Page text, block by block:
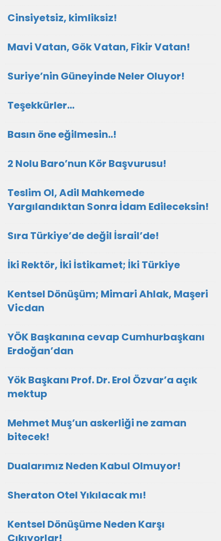
Cinsiyetsiz, kimliksiz!
Mavi Vatan, Gök Vatan, Fikir Vatan!
Suriye’nin Güneyinde Neler Oluyor!
Teşekkürler…
Basın öne eğilmesin..!
2 Nolu Baro’nun Kör Başvurusu!
Teslim Ol, Adil Mahkemede
Yargılandıktan Sonra İdam Edileceksin!
Sıra Türkiye’de değil İsrail’de!
İki Rektör, İki İstikamet; İki Türkiye
Kentsel Dönüşüm; Mimari Ahlak, Maşeri
Vicdan
YÖK Başkanına cevap Cumhurbaşkanı
Erdoğan’dan
Yök Başkanı Prof. Dr. Erol Özvar’a açık
mektup
Mehmet Muş’un askerliği ne zaman
bitecek!
Dualarımız Neden Kabul Olmuyor!
Sheraton Otel Yıkılacak mı!
Kentsel Dönüşüme Neden Karşı
Çıkıyorlar!